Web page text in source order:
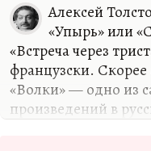
Алексей
«Упырь» или
«Встреча через
французски.
«Волки» — одно из
произведений в